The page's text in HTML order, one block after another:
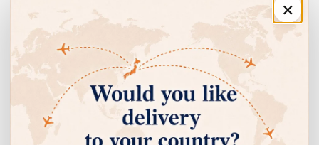
×
주문·이용 안내
쇼핑 안내
고객센터